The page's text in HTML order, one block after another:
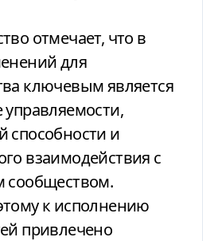
для
ключевым является
управляемости,
способности и
взаимодействия с
сообществом.
к исполнению
привлечено